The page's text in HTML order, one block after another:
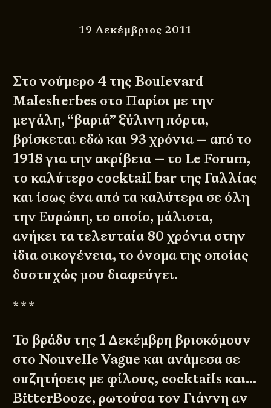
19 Δεκέμβριος 2011
Στο νούμερο 4 της Boulevard
Malesherbes στο Παρίσι με την
μεγάλη, “βαριά” ξύλινη πόρτα,
βρίσκεται εδώ και 93 χρόνια — από το
1918 για την ακρίβεια — το Le Forum,
το καλύτερο cocktail bar της Γαλλίας
και ίσως ένα από τα καλύτερα σε όλη
την Ευρώπη, το οποίο, μάλιστα,
ανήκει τα τελευταία 80 χρόνια στην
ίδια οικογένεια, το όνομα της οποίας
δυστυχώς μου διαφεύγει.
* * *
Το βράδυ της 1 Δεκέμβρη βρισκόμουν
στο Nouvelle Vague και ανάμεσα σε
συζητήσεις με φίλους, cocktails και…
BitterBooze, ρωτούσα τον Γιάννη αν